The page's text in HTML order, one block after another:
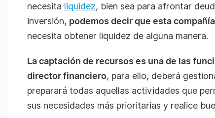
necesita liquidez, bien sea para afrontar
inversión, podemos decir que esta
necesita obtener liquidez de alguna manera.
La captación de recursos es una de las
director financiero, para ello, deberá
preparará todas aquellas actividades que
sus necesidades más prioritarias y realice